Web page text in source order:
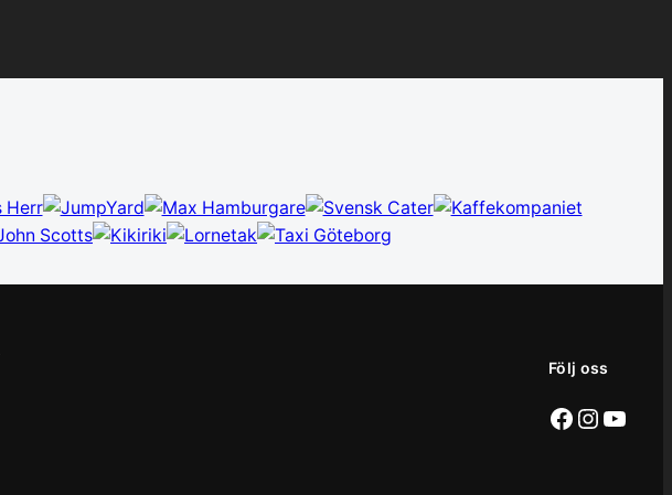
Följ oss
Facebook